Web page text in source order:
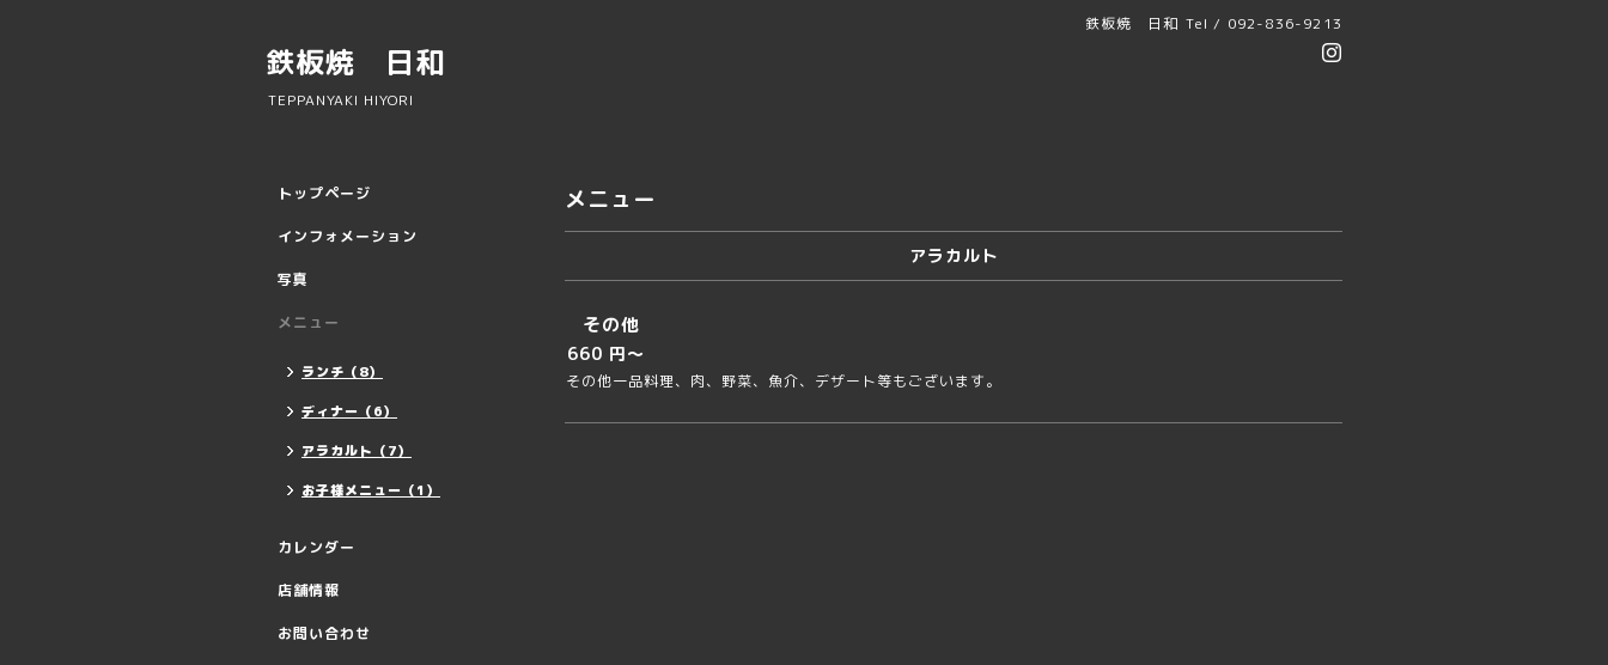
鉄板焼 日和 Tel / 092-836-9213
鉄板焼 日和
TEPPANYAKI HIYORI
メニュー
アラカルト
その他
660 円～
その他一品料理、肉、野菜、魚介、デザート等もございます。
トップページ
インフォメーション
写真
メニュー
ランチ（8）
ディナー（6）
アラカルト（7）
お子様メニュー（1）
カレンダー
店舗情報
お問い合わせ